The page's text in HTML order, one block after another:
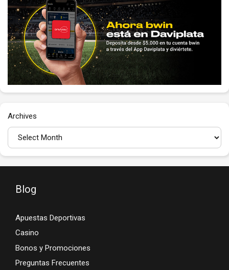
Archives
Blog
Apuestas Deportivas
Casino
Bonos y Promociones
Preguntas Frecuentes